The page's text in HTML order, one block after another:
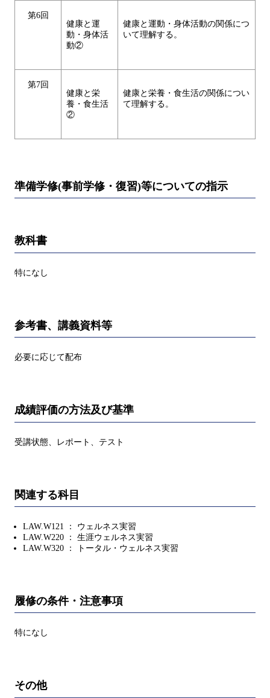
第6回
健康と運
動・身体活
動②
健康と運動・身体活動の関係につ
いて理解する。
第7回
健康と栄
養・食生活
②
健康と栄養・食生活の関係につい
て理解する。
準備学修(事前学修・復習)等についての指示
教科書
特になし
参考書、講義資料等
必要に応じて配布
成績評価の方法及び基準
受講状態、レポート、テスト
関連する科目
LAW.W121 ： ウェルネス実習
LAW.W220 ： 生涯ウェルネス実習
LAW.W320 ： トータル・ウェルネス実習
履修の条件・注意事項
特になし
その他